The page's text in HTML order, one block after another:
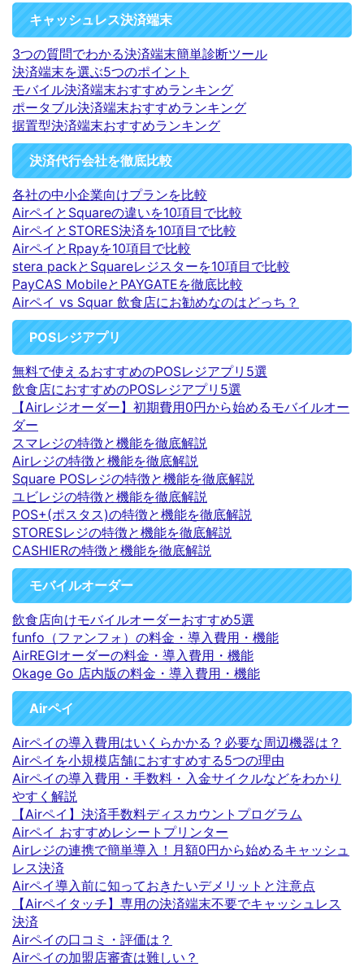
キャッシュレス決済端末
3つの質問でわかる決済端末簡単診断ツール
決済端末を選ぶ5つのポイント
モバイル決済端末おすすめランキング
ポータブル決済端末おすすめランキング
据置型決済端末おすすめランキング
決済代行会社を徹底比較
各社の中小企業向けプランを比較
AirペイとSquareの違いを10項目で比較
AirペイとSTORES決済を10項目で比較
AirペイとRpayを10項目で比較
stera packとSquareレジスターを10項目で比較
PayCAS MobileとPAYGATEを徹底比較
Airペイ vs Squar 飲食店にお勧めなのはどっち？
POSレジアプリ
無料で使えるおすすめのPOSレジアプリ5選
飲食店におすすめのPOSレジアプリ5選
【Airレジオーダー】初期費用0円から始めるモバイルオー
ダー
スマレジの特徴と機能を徹底解説
Airレジの特徴と機能を徹底解説
Square POSレジの特徴と機能を徹底解説
ユビレジの特徴と機能を徹底解説
POS+(ポスタス)の特徴と機能を徹底解説
STORESレジの特徴と機能を徹底解説
CASHIERの特徴と機能を徹底解説
モバイルオーダー
飲食店向けモバイルオーダーおすすめ5選
funfo（ファンフォ）の料金・導入費用・機能
AirREGIオーダーの料金・導入費用・機能
Okage Go 店内版の料金・導入費用・機能
Airペイ
Airペイの導入費用はいくらかかる？必要な周辺機器は？
Airペイを小規模店舗におすすめする5つの理由
Airペイの導入費用・手数料・入金サイクルなどをわかり
やすく解説
【Airペイ】決済手数料ディスカウントプログラム
Airペイ おすすめレシートプリンター
Airレジの連携で簡単導入！月額0円から始めるキャッシュ
レス決済
Airペイ導入前に知っておきたいデメリットと注意点
【Airペイタッチ】専用の決済端末不要でキャッシュレス
決済
Airペイの口コミ・評価は？
Airペイの加盟店審査は難しい？